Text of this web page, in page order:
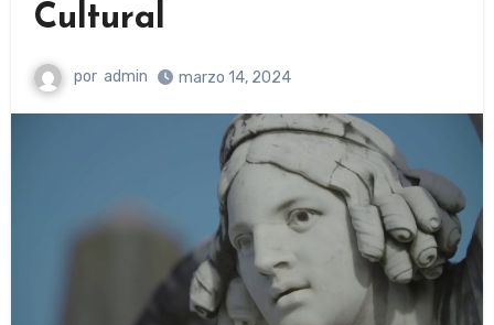
Cultural
por admin marzo 14, 2024